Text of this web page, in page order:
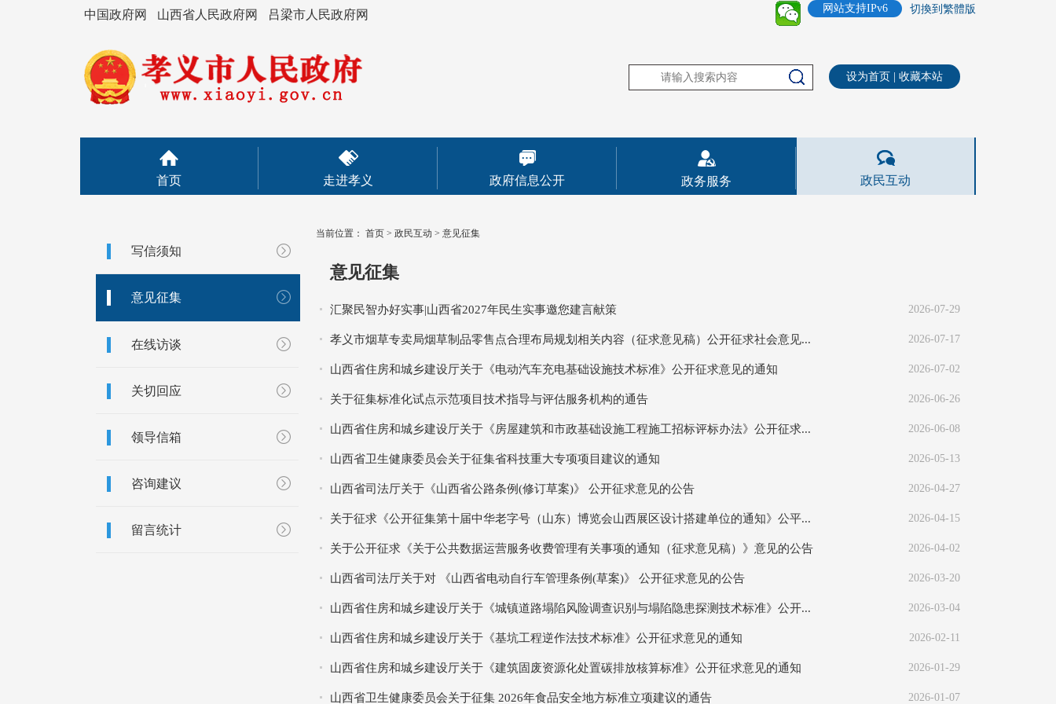
中国政府网 山西省人民政府网 吕梁市人民政府网 切換到繁體版
网站支持IPv6
设为首页 收藏本站
首页 走进孝义 政府信息公开 政务服务 政民互动
写信须知
意见征集
在线访谈
关切回应
领导信箱
咨询建议
留言统计
当前位置： 首页 > 政民互动 > 意见征集
意见征集
汇聚民智办好实事|山西省2027年民生实事邀您建言献策 2026-07-29
孝义市烟草专卖局烟草制品零售点合理布局规划相关内容（征求意见稿）公开征求社会意见... 2026-07-17
山西省住房和城乡建设厅关于《电动汽车充电基础设施技术标准》公开征求意见的通知 2026-07-02
关于征集标准化试点示范项目技术指导与评估服务机构的通告 2026-06-26
山西省住房和城乡建设厅关于《房屋建筑和市政基础设施工程施工招标评标办法》公开征求... 2026-06-08
山西省卫生健康委员会关于征集省科技重大专项项目建议的通知 2026-05-13
山西省司法厅关于《山西省公路条例(修订草案)》 公开征求意见的公告 2026-04-27
关于征求《公开征集第十届中华老字号（山东）博览会山西展区设计搭建单位的通知》公平... 2026-04-15
关于公开征求《关于公共数据运营服务收费管理有关事项的通知（征求意见稿）》意见的公告 2026-04-02
山西省司法厅关于对 《山西省电动自行车管理条例(草案)》 公开征求意见的公告 2026-03-20
山西省住房和城乡建设厅关于《城镇道路塌陷风险调查识别与塌陷隐患探测技术标准》公开... 2026-03-04
山西省住房和城乡建设厅关于《基坑工程逆作法技术标准》公开征求意见的通知 2026-02-11
山西省住房和城乡建设厅关于《建筑固废资源化处置碳排放核算标准》公开征求意见的通知 2026-01-29
山西省卫生健康委员会关于征集 2026年食品安全地方标准立项建议的通告 2026-01-07